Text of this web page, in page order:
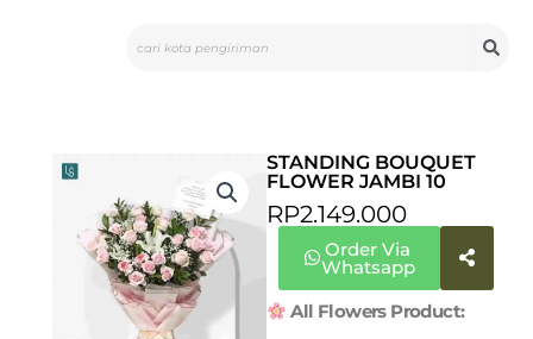
STANDING BOUQUET
FLOWER JAMBI 10
RP2.149.000
Order Via
Whatsapp
All Flowers Product: